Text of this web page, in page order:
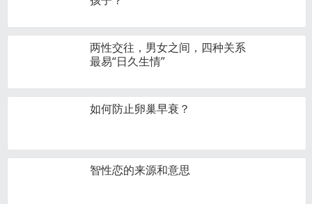
两性交往，男女之间，四种关系
最易“日久生情”
如何防止卵巢早衰？
智性恋的来源和意思